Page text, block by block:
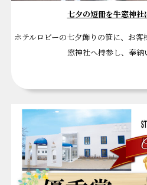
七夕の短冊を牛窓神社
ホテルロビーの七夕飾りの笹に、お
窓神社へ持参し、奉納